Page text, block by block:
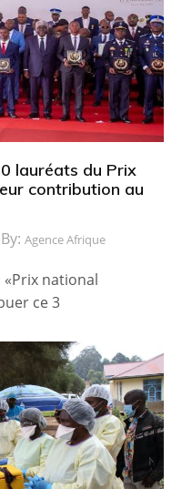
lauréats du Prix
contribution au
Agence Afrique
«Prix national
ce 3